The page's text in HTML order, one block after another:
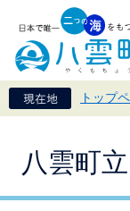
頭
で
す。
飛
ば
し
トップ
八雲町